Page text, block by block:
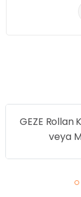
40 Kg Olan
Sürgü